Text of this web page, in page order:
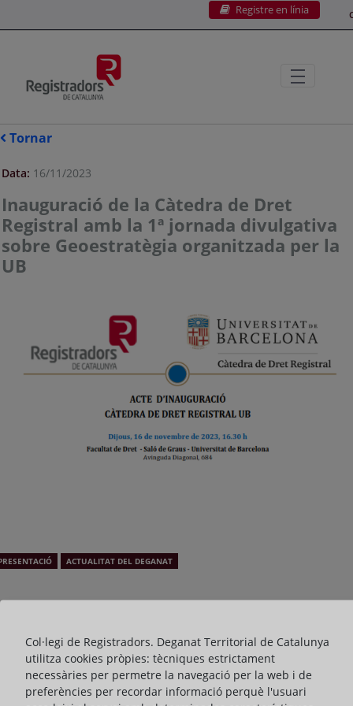
Registre en línia
Tornar
Data: 16/11/2023
Inauguració de la Càtedra de Dret
Registral amb la 1ª jornada divulgativa
sobre Geoestratègia organitzada per la
UB
ACTUALITAT DEL DEGANAT
El 16 de novembre de 2023 a les 16.30 hores, el Deganat dels
Registradors de Catalunya, juntament amb la Fundació Registral
i la Universitat de Barcelona, inauguren la Càtedra de Dret
Registral UB, que té com a objectiu promoure la recerca, la
Col·legi de Registradors. Deganat Territorial de Catalunya
utilitza cookies pròpies: tècniques estrictament
necessàries per permetre la navegació per la web i de
preferències per recordar informació perquè l'usuari